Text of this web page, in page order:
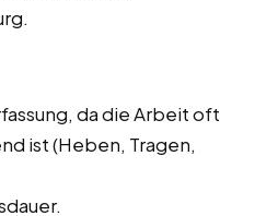
da die Arbeit oft
ist (Heben, Tragen,